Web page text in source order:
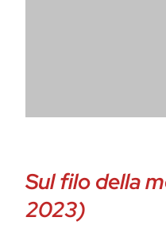
Sul filo della
2023)